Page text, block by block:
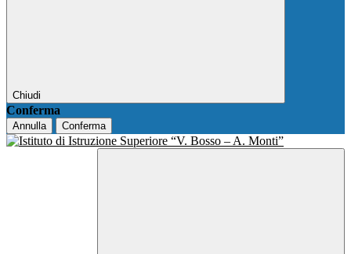
Chiudi
Conferma
Annulla Conferma